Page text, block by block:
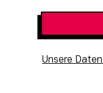
Unsere